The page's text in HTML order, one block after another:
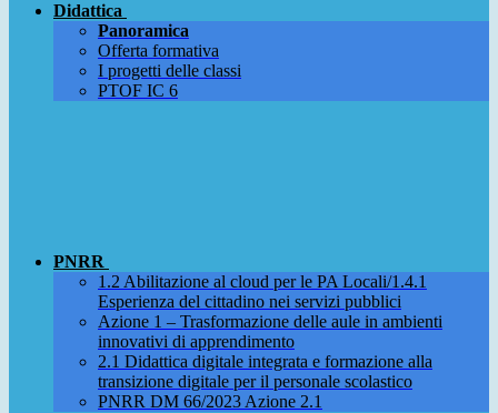
Didattica
Panoramica
Offerta formativa
I progetti delle classi
PTOF IC 6
PNRR
1.2 Abilitazione al cloud per le PA Locali/1.4.1
Esperienza del cittadino nei servizi pubblici
Azione 1 – Trasformazione delle aule in ambienti
innovativi di apprendimento
2.1 Didattica digitale integrata e formazione alla
transizione digitale per il personale scolastico
PNRR DM 66/2023 Azione 2.1